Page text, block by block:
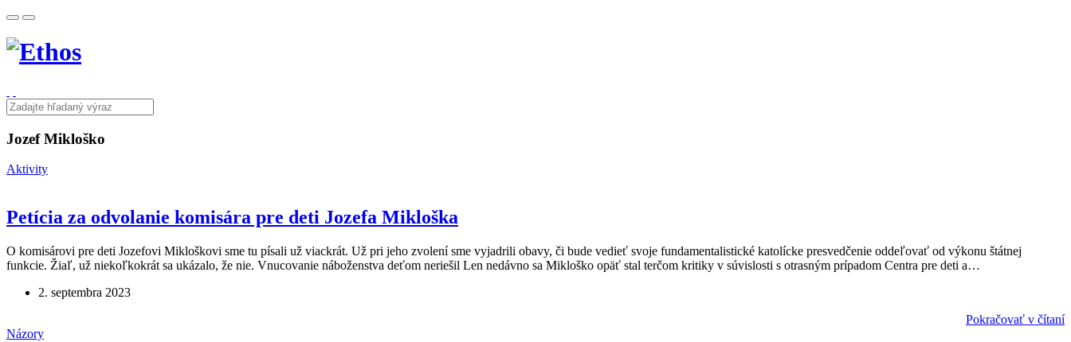
Jozef Mikloško
Aktivity
Petícia za odvolanie komisára pre deti Jozefa Mikloška
O komisárovi pre deti Jozefovi Mikloškovi sme tu písali už viackrát. Už pri jeho zvolení sme vyjadrili obavy, či bude vedieť svoje fundamentalistické katolícke presvedčenie oddeľovať od výkonu štátnej
funkcie. Žiaľ, už niekoľkokrát sa ukázalo, že nie. Vnucovanie náboženstva deťom neriešil Len nedávno sa Mikloško opäť stal terčom kritiky v súvislosti s otrasným prípadom Centra pre deti a…
2. septembra 2023
Pokračovať v čítaní
Názory